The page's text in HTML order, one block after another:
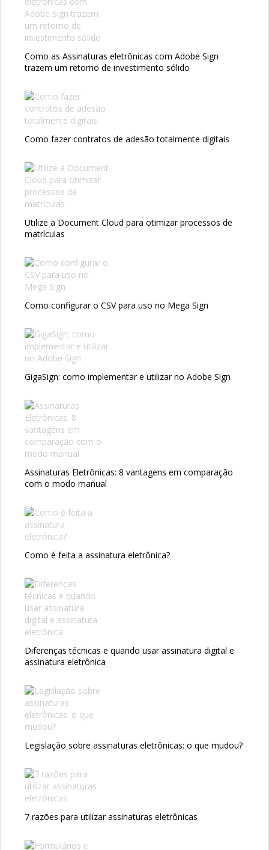
Como as Assinaturas eletrônicas com Adobe Sign
trazem um retorno de investimento sólido
Como fazer contratos de adesão totalmente digitais
Utilize a Document Cloud para otimizar processos de
matrículas
Como configurar o CSV para uso no Mega Sign
GigaSign: como implementar e utilizar no Adobe Sign
Assinaturas Eletrônicas: 8 vantagens em comparação
com o modo manual
Como é feita a assinatura eletrônica?
Diferenças técnicas e quando usar assinatura digital e
assinatura eletrônica
Legislação sobre assinaturas eletrônicas: o que mudou?
7 razões para utilizar assinaturas eletrônicas